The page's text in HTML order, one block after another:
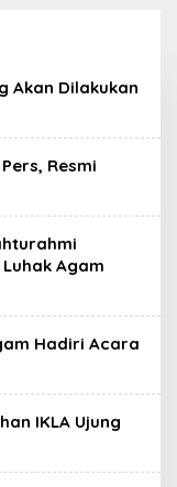
Akan Dilakukan
Resmi
Agam
Hadiri Acara
IKLA Ujung